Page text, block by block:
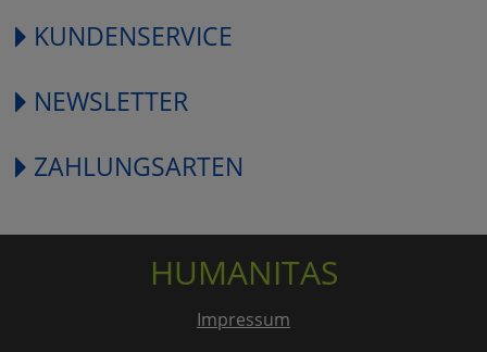
KUNDENSERVICE
NEWSLETTER
ZAHLUNGSARTEN
HUMANITAS
Impressum